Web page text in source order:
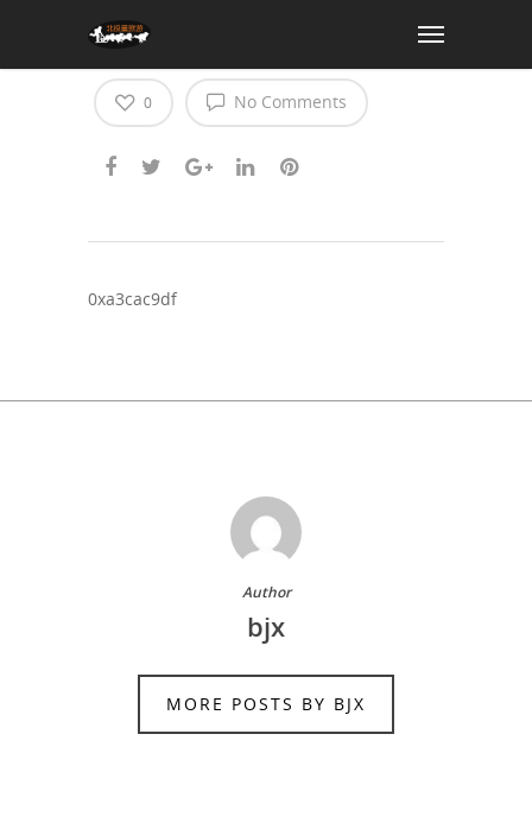
0xa3cac9df
No Comments
0
0xa3cac9df
Author
bjx
MORE POSTS BY BJX